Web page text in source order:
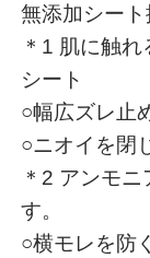
無添加シー
＊1 肌に触
シート
○幅広ズレ止
○ニオイを閉
＊2 アンモ
す。
○横モレを防